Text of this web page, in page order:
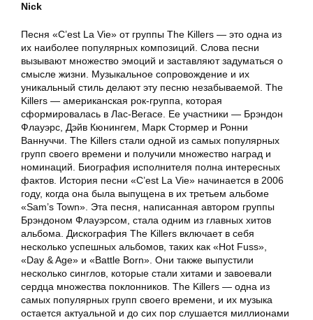
Nick
Песня «C’est La Vie» от группы The Killers — это одна из
их наиболее популярных композиций. Слова песни
вызывают множество эмоций и заставляют задуматься о
смысле жизни. Музыкальное сопровождение и их
уникальный стиль делают эту песню незабываемой. The
Killers — американская рок-группа, которая
сформировалась в Лас-Вегасе. Ее участники — Брэндон
Флауэрс, Дэйв Кюнингем, Марк Стормер и Ронни
Ваннуччи. The Killers стали одной из самых популярных
групп своего времени и получили множество наград и
номинаций. Биография исполнителя полна интересных
фактов. История песни «C’est La Vie» начинается в 2006
году, когда она была выпущена в их третьем альбоме
«Sam’s Town». Эта песня, написанная автором группы
Брэндоном Флауэрсом, стала одним из главных хитов
альбома. Дискография The Killers включает в себя
несколько успешных альбомов, таких как «Hot Fuss»,
«Day & Age» и «Battle Born». Они также выпустили
несколько синглов, которые стали хитами и завоевали
сердца множества поклонников. The Killers — одна из
самых популярных групп своего времени, и их музыка
остается актуальной и до сих пор слушается миллионами